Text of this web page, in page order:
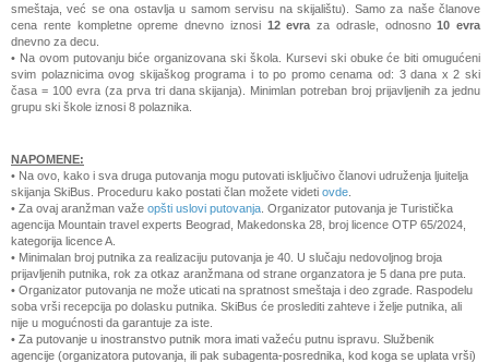
smeštaja, već se ona ostavlja u samom servisu na skijalištu). Samo za naše članove
cena rente kompletne opreme dnevno iznosi 12 evra za odrasle, odnosno10 evra
dnevno za decu.
• Na ovom putovanju biće organizovana ski škola. Kursevi ski obuke će biti omugućeni
svim polaznicima ovog skijaškog programa i to po promo cenama od: 3 dana x 2 ski
časa = 100 evra (za prva tri dana skijanja). Minimlan potreban broj prijavljenih za jednu
grupu ski škole iznosi 8 polaznika.
NAPOMENE:
• Na ovo, kako i sva druga putovanja mogu putovati isključivo članovi udruženja ljuitelja
skijanja SkiBus. Proceduru kako postati član možete videti ovde
• Za ovaj aranžman važe opšti uslovi putovanja . Organizator putovanja je Turistička
agencija Mountain travel experts Beograd, Makedonska 28, broj licence OTP 65/2024,
kategorija licence A.
• Minimalan broj putnika za realizaciju putovanja je 40. U slučaju nedovoljnog broja
prijavljenih putnika, rok za otkaz aranžmana od strane organzatora je 5 dana pre puta.
• Organizator putovanja ne može uticati na spratnost smeštaja i deo zgrade. Raspodelu
soba vrši recepcija po dolasku putnika. SkiBus će proslediti zahteve i želje putnika, ali
nije u mogućnosti da garantuje za iste.
• Za putovanje u inostranstvo putnik mora imati važeću putnu ispravu. Službenik
agencije (organizatora putovanja, ili pak subagenta-posrednika, kod koga se uplata vrši)